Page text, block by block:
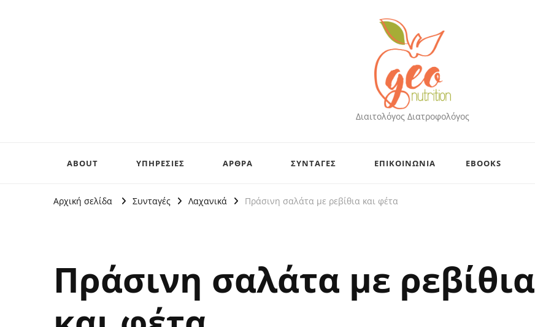
Διαιτολόγος Διατροφολόγος
ABOUT ΥΠΗΡΕΣΙΕΣ ΑΡΘΡΑ ΣΥΝΤΑΓΕΣ ΕΠΙΚΟΙΝΩΝΙΑ EBOOKS
Αρχική σελίδα Συνταγές Λαχανικά Πράσινη σαλάτα με ρεβίθια και φέτα
Πράσινη σαλάτα με ρεβίθια